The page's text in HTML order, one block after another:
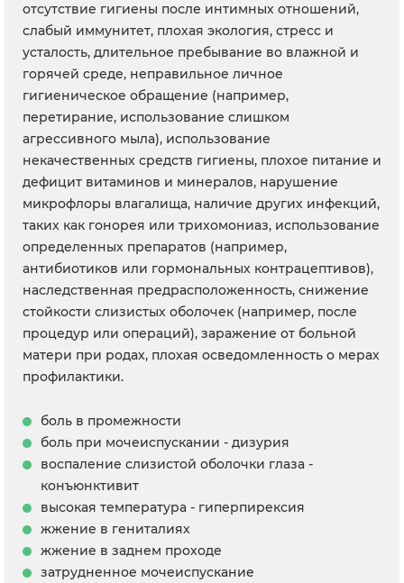
отсутствие гигиены после интимных отношений,
слабый иммунитет, плохая экология, стресс и
усталость, длительное пребывание во влажной и
горячей среде, неправильное личное
гигиеническое обращение (например,
перетирание, использование слишком
агрессивного мыла), использование
некачественных средств гигиены, плохое питание и
дефицит витаминов и минералов, нарушение
микрофлоры влагалища, наличие других инфекций,
таких как гонорея или трихомониаз, использование
определенных препаратов (например,
антибиотиков или гормональных контрацептивов),
наследственная предрасположенность, снижение
стойкости слизистых оболочек (например, после
процедур или операций), заражение от больной
матери при родах, плохая осведомленность о мерах
профилактики.
боль в промежности
боль при мочеиспускании - дизурия
воспаление слизистой оболочки глаза -
конъюнктивит
высокая температура - гиперпирексия
жжение в гениталиях
жжение в заднем проходе
затрудненное мочеиспускание